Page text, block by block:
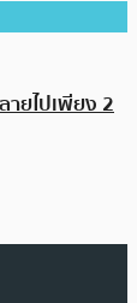
ยไปเพียง 2